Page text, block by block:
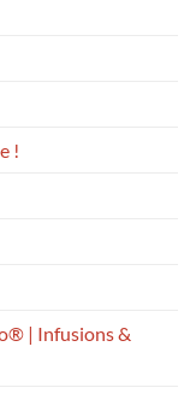
!
| Infusions &